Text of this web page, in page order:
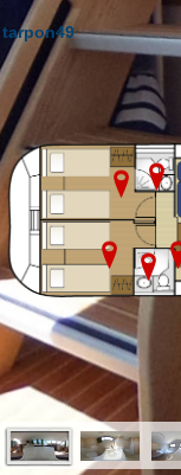
tarpon49